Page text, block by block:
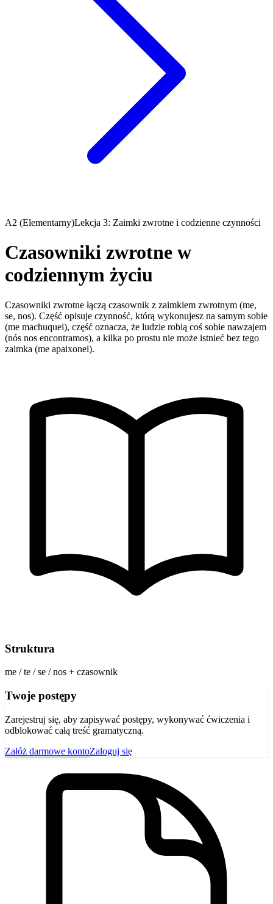
A2 (Elementarny)Lekcja 3: Zaimki zwrotne i codzienne czynności
Czasowniki zwrotne w
codziennym życiu
Czasowniki zwrotne łączą czasownik z zaimkiem zwrotnym (me,
se, nos). Część opisuje czynność, którą wykonujesz na samym sobie
(me machuquei), część oznacza, że ludzie robią coś sobie nawzajem
(nós nos encontramos), a kilka po prostu nie może istnieć bez tego
zaimka (me apaixonei).
Struktura
me / te / se / nos + czasownik
Twoje postępy
Zarejestruj się, aby zapisywać postępy, wykonywać ćwiczenia i
odblokować całą treść gramatyczną.
Załóż darmowe kontoZaloguj się